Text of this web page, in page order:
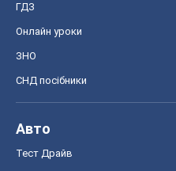
ГДЗ
Онлайн уроки
ЗНО
СНД посібники
Авто
Тест Драйв